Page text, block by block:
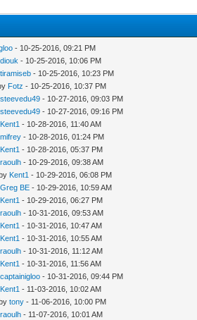
- 10-25-2016, 09:21 PM
diouk - 10-25-2016, 10:06 PM
tiramiseb - 10-25-2016, 10:23 PM
Fotz - 10-25-2016, 10:37 PM
steevedu49 - 10-27-2016, 09:03 PM
steevedu49 - 10-27-2016, 09:16 PM
Kent1 - 10-28-2016, 11:40 AM
mifrey - 10-28-2016, 01:24 PM
Kent1 - 10-28-2016, 05:37 PM
raoulh - 10-29-2016, 09:38 AM
Kent1 - 10-29-2016, 06:08 PM
Greg BE - 10-29-2016, 10:59 AM
Kent1 - 10-29-2016, 06:27 PM
raoulh - 10-31-2016, 09:53 AM
Kent1 - 10-31-2016, 10:47 AM
Kent1 - 10-31-2016, 10:55 AM
raoulh - 10-31-2016, 11:12 AM
Kent1 - 10-31-2016, 11:56 AM
captainigloo - 10-31-2016, 09:44 PM
Kent1 - 11-03-2016, 10:02 AM
tony - 11-06-2016, 10:00 PM
raoulh - 11-07-2016, 10:01 AM